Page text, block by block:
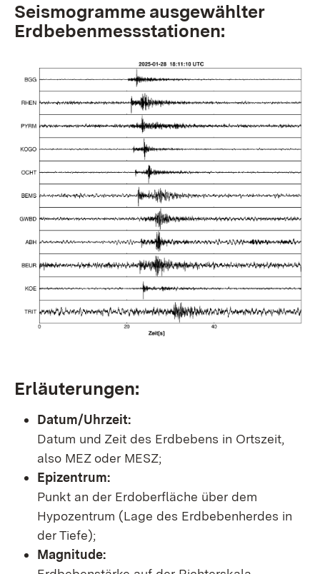
Seismogramme ausgewählter
Erdbebenmessstationen:
Erläuterungen:
Datum/Uhrzeit:
Datum und Zeit des Erdbebens in Ortszeit,
also MEZ oder MESZ;
Epizentrum:
Punkt an der Erdoberfläche über dem
Hypozentrum (Lage des Erdbebenherdes in
der Tiefe);
Magnitude: